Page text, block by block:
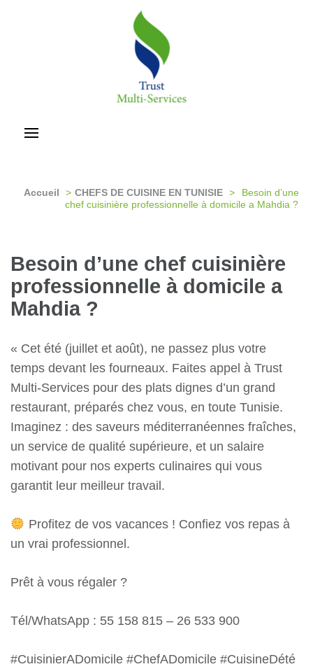
Accueil > CHEFS DE CUISINE EN TUNISIE >
Besoin d’une
chef cuisinière professionnelle à domicile a Mahdia ?
Besoin d’une chef cuisinière
professionnelle à domicile a
Mahdia ?
« Cet été (juillet et août), ne passez plus votre
temps devant les fourneaux. Faites appel à Trust
Multi-Services pour des plats dignes d’un grand
restaurant, préparés chez vous, en toute Tunisie.
Imaginez : des saveurs méditerranéennes fraîches,
un service de qualité supérieure, et un salaire
motivant pour nos experts culinaires qui vous
garantit leur meilleur travail.
Profitez de vos vacances ! Confiez vos repas à
un vrai professionnel.
Prêt à vous régaler ?
Tél/WhatsApp : 55 158 815 – 26 533 900
#CuisinierADomicile #ChefADomicile #CuisineDété